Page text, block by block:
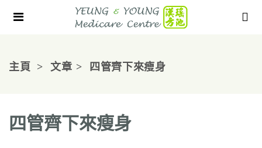
主頁 文章 四管齊下來瘦身
四管齊下來瘦身